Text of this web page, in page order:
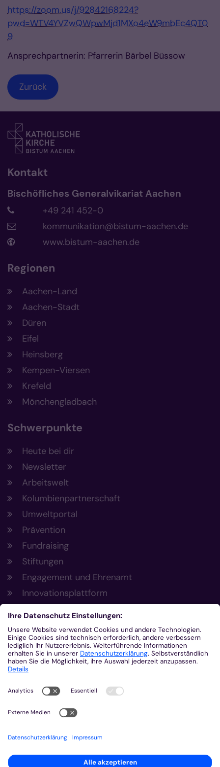
https://zoom.us/j/92842168224?
pwd=WTV4YVZwQWpwMjd1MXo4eW9mbEc4QT0
9
Ansprechpartnerin: Pfarrerin Bärbel Büssow
Zurück
Kontakt
Bischöfliches Generalvikariat Aachen
+49 241 452-0
kommunikation@bistum-aachen.de
www.bistum-aachen.de
Regionen
Aachen-Land
Aachen-Stadt
Düren
Eifel
Heinsberg
Kempen-Viersen
Krefeld
Mönchengladbach
Schwerpunkte
Heute bei dir
Newsletter
Arbeitswelt
Kolumbienpartnerschaft
Umweltportal
Prävention
Fundraising
Stiftungen
Engagement und Ehrenamt
Innovationsplattform
Aus der Plattform
Nachrichten
Veranstaltungen
Gottesdienste
Stellenangebote
Kirchenzeitung
Amtsblatt (Kirchlicher Anzeiger)
Rechtsdatenbank
Meldestelle gemäß Hinweisgeberschutzgesetz